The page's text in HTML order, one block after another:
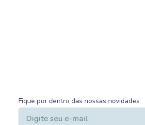
Fique por dentro das nossas novidades